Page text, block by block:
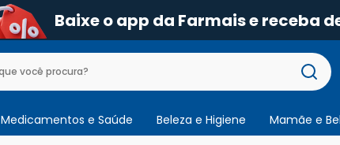
Baixe o app da Farmais e receba
Medicamentos e Saúde Beleza e Higiene Mamãe e